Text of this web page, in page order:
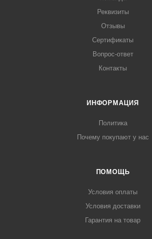
Реквизиты
Отзывы
Сертификаты
Вопрос-ответ
Контакты
ИНФОРМАЦИЯ
Политика
Почему покупают у нас
ПОМОЩЬ
Условия оплаты
Условия доставки
Гарантия на товар